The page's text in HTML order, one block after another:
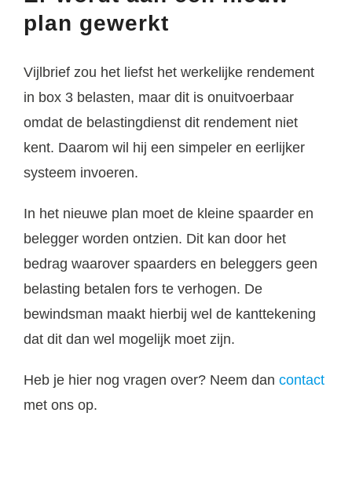
plan gewerkt
Vijlbrief zou het liefst het werkelijke rendement
in box 3 belasten, maar dit is onuitvoerbaar
omdat de belastingdienst dit rendement niet
kent. Daarom wil hij een simpeler en eerlijker
systeem invoeren.
In het nieuwe plan moet de kleine spaarder en
belegger worden ontzien. Dit kan door het
bedrag waarover spaarders en beleggers geen
belasting betalen fors te verhogen. De
bewindsman maakt hierbij wel de kanttekening
dat dit dan wel mogelijk moet zijn.
Heb je hier nog vragen over? Neem dan contact
met ons op.